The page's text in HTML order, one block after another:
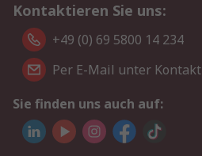
Kontaktieren Sie uns:
+49 (0) 69 5800 14 234
Per E-Mail unter Kontakt
Sie finden uns auch auf: